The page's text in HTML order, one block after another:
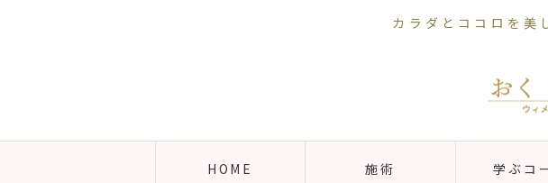
カラダとココロを美
HOME 施術 学ぶコ